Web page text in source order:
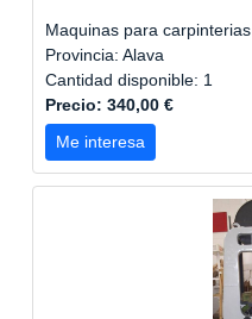
Maquinas para carpinterias
Provincia: Alava
Cantidad disponible: 1
Precio: 340,00 €
Me interesa